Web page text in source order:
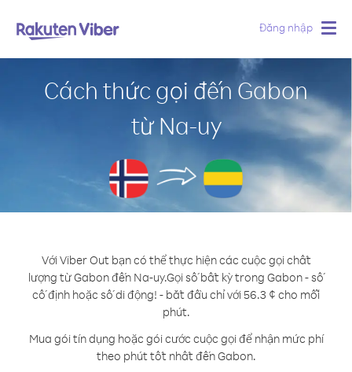
Đăng nhập
Cách thức gọi đến Gabon
từ Na-uy
Với Viber Out bạn có thể thực hiện các cuộc gọi chất
lượng từ Gabon đến Na-uy.Gọi số bất kỳ trong Gabon - số
cố định hoặc số di động! - bắt đầu chỉ với 56.3 ¢ cho mỗi
phút.
Mua gói tín dụng hoặc gói cước cuộc gọi để nhận mức phí
theo phút tốt nhất đến Gabon.